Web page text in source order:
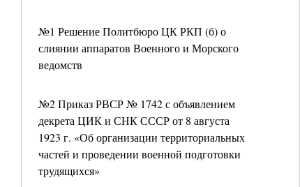
№1 Решение Политбюро ЦК РКП (б) о
слиянии аппаратов Военного и Морского
ведомств
№2 Приказ РВСР № 1742 с объявлением
декрета ЦИК и СНК СССР от 8 августа
1923 г. «Об организации территориальных
частей и проведении военной подготовки
трудящихся»